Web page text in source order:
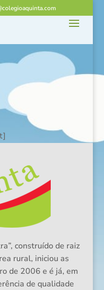
construído de raiz
rural, iniciou as
de 2006 e é já, em
de qualidade